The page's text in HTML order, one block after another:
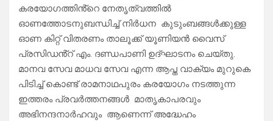
കരയോഗത്തിൻ്റെ നേതൃത്വത്തിൽ
ഓണത്തോടനുബന്ധിച്ച് നിർധന കുടുംബങ്ങൾക്കുള്ള
ഓണ കിറ്റ് വിതരണം താലൂക്ക് യൂണിയൻ വൈസ്
പ്രസിഡൻ്റ് എം. ദണ്ഡപാണി ഉദ്ഘാടനം ചെയ്തു.
മാനവ സേവ മാധവ സേവ എന്ന ആപ്ത വാക്യം മുറുകെ
പിടിച്ച് കൊണ്ട് രാമനാഥപുരം കരയോഗം നടത്തുന്ന
ഇത്തരം പ്രവർത്തനങ്ങൾ മാതൃകാപരവും
അഭിനന്ദനാർഹവും ആണെന്ന് അദ്ധേഹം